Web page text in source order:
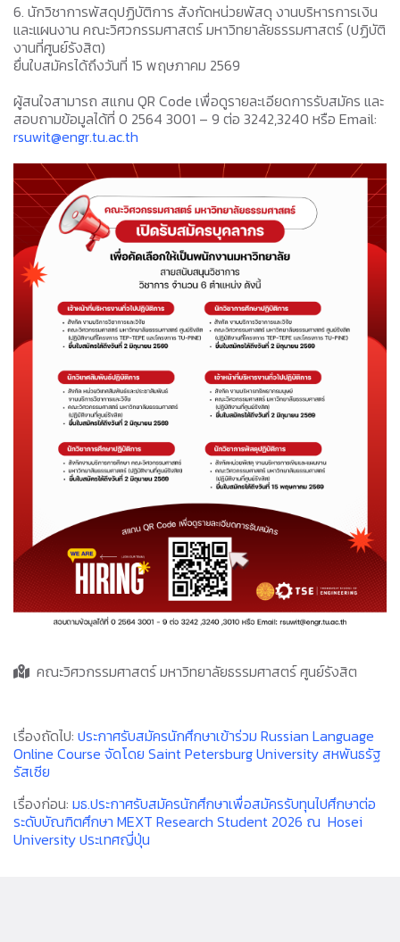
6. นักวิชาการพัสดุปฏิบัติการ สังกัดหน่วยพัสดุ งานบริหารการเงิน
และแผนงาน คณะวิศวกรรมศาสตร์ มหาวิทยาลัยธรรมศาสตร์ (ปฏิบัติ
งานที่ศูนย์รังสิต)
ยื่นใบสมัครได้ถึงวันที่ 15 พฤษภาคม 2569
ผู้สนใจสามารถ สแกน QR Code เพื่อดูรายละเอียดการรับสมัคร และ
สอบถามข้อมูลได้ที่ 0 2564 3001 – 9 ต่อ 3242,3240 หรือ Email:
rsuwit@engr.tu.ac.th
คณะวิศวกรรมศาสตร์ มหาวิทยาลัยธรรมศาสตร์ ศูนย์รังสิต
เรื่องถัดไป: ประกาศรับสมัครนักศึกษาเข้าร่วม Russian Language
Online Course จัดโดย Saint Petersburg University สหพันธรัฐ
รัสเซีย
เรื่องก่อน: มธ.ประกาศรับสมัครนักศึกษาเพื่อสมัครรับทุนไปศึกษาต่อ
ระดับบัณฑิตศึกษา MEXT Research Student 2026 ณ Hosei
University ประเทศญี่ปุ่น